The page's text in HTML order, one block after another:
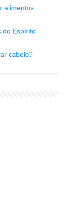
alimentos
do Espírito
cabelo?